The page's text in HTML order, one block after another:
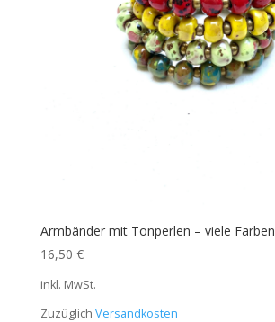
Armbänder mit Tonperlen – viele Farben
16,50 €
inkl. MwSt.
Zuzüglich Versandkosten